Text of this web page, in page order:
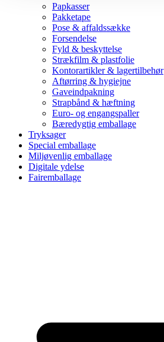
Papkasser
Pakketape
Pose & affaldssække
Forsendelse
Fyld & beskyttelse
Strækfilm & plastfolie
Kontorartikler & lagertilbehør
Aftørring & hygiejne
Gaveindpakning
Strapbånd & hæftning
Euro- og engangspaller
Bæredygtig emballage
Tryksager
Special emballage
Miljøvenlig emballage
Digitale ydelse
Fairemballage